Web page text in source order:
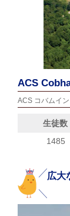
ACS
ACS コバムイ
生徒数
1485
広大